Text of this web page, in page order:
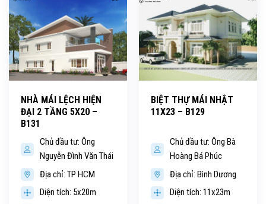
NHÀ MÁI LỆCH HIỆN
ĐẠI 2 TẦNG 5X20 –
B131
Chủ đầu tư: Ông
Nguyễn Đình Văn Thái
Địa chỉ: TP HCM
Diện tích: 5x20m
BIỆT THỰ MÁI NHẬT
11X23 – B129
Chủ đầu tư: Ông Bà
Hoàng Bá Phúc
Địa chỉ: Bình Dương
Diện tích: 11x23m